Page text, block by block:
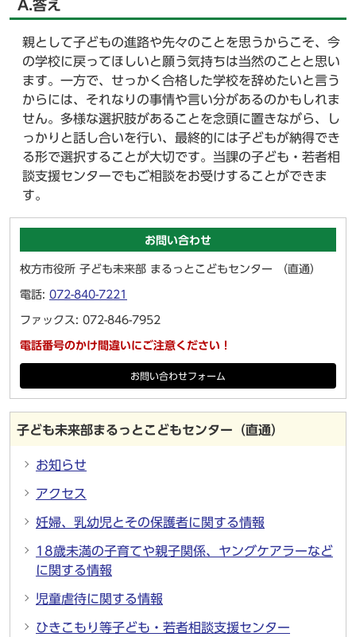
A.答え
親として子どもの進路や先々のことを思うからこそ、今
の学校に戻ってほしいと願う気持ちは当然のことと思い
ます。一方で、せっかく合格した学校を辞めたいと言う
からには、それなりの事情や言い分があるのかもしれま
せん。多様な選択肢があることを念頭に置きながら、し
っかりと話し合いを行い、最終的には子どもが納得でき
る形で選択することが大切です。当課の子ども・若者相
談支援センターでもご相談をお受けすることができま
す。
お問い合わせ
枚方市役所 子ども未来部 まるっとこどもセンター （直通）
電話: 072-840-7221
ファックス: 072-846-7952
電話番号のかけ間違いにご注意ください！
お問い合わせフォーム
子ども未来部まるっとこどもセンター（直通）
お知らせ
アクセス
妊婦、乳幼児とその保護者に関する情報
18歳未満の子育てや親子関係、ヤングケアラーなど
に関する情報
児童虐待に関する情報
ひきこもり等子ども・若者相談支援センター